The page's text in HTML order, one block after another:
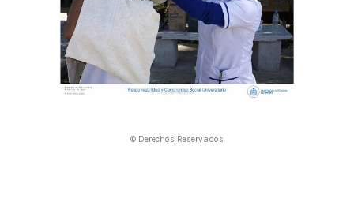
© Derechos Reservados